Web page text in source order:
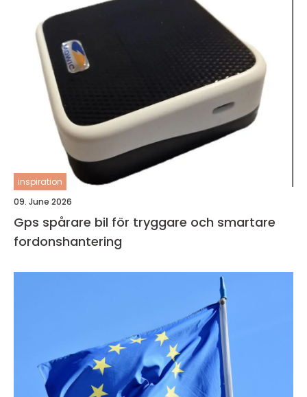
inspiration
09. June 2026
Gps spårare bil för tryggare och smartare
fordonshantering